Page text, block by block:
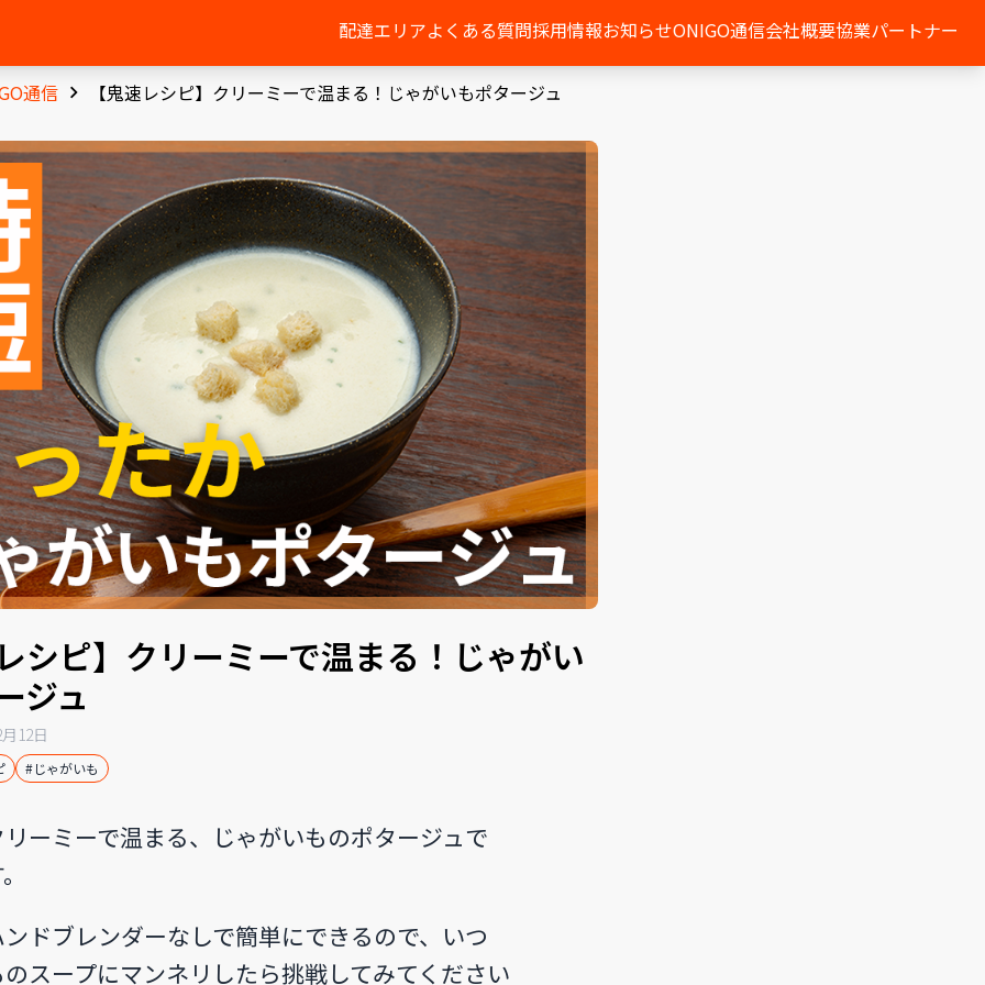
配達エリアよくある質問採用情報お知らせONIGO通信会社概要協業パートナー
通信 【鬼速レシピ】クリーミーで温まる！じゃがいもポタージュ
シピ】クリーミーで温まる！じゃがい
ジュ
12日
#じゃがいも
ーミーで温まる、じゃがいものポタージュで
ドブレンダーなしで簡単にできるので、いつ
スープにマンネリしたら挑戦してみてください